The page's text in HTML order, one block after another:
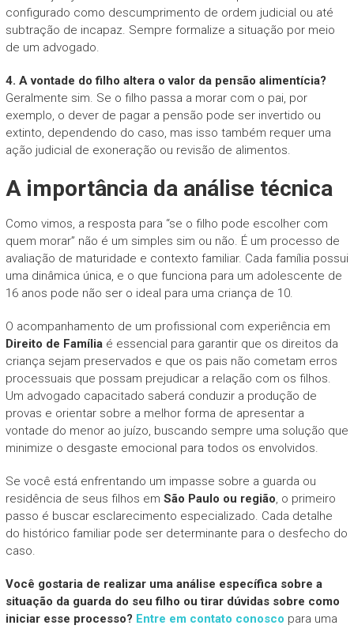
configurado como descumprimento de ordem judicial ou até
subtração de incapaz. Sempre formalize a situação por meio
de um advogado.
4. A vontade do filho altera o valor da pensão alimentícia?
Geralmente sim. Se o filho passa a morar com o pai, por
exemplo, o dever de pagar a pensão pode ser invertido ou
extinto, dependendo do caso, mas isso também requer uma
ação judicial de exoneração ou revisão de alimentos.
A importância da análise técnica
Como vimos, a resposta para “se o filho pode escolher com
quem morar” não é um simples sim ou não. É um processo de
avaliação de maturidade e contexto familiar. Cada família possui
uma dinâmica única, e o que funciona para um adolescente de
16 anos pode não ser o ideal para uma criança de 10.
O acompanhamento de um profissional com experiência em
Direito de Famíliaé essencial para garantir que os direitos da
criança sejam preservados e que os pais não cometam erros
processuais que possam prejudicar a relação com os filhos.
Um advogado capacitado saberá conduzir a produção de
provas e orientar sobre a melhor forma de apresentar a
vontade do menor ao juízo, buscando sempre uma solução que
minimize o desgaste emocional para todos os envolvidos.
Se você está enfrentando um impasse sobre a guarda ou
residência de seus filhos em São Paulo ou região, o primeiro
passo é buscar esclarecimento especializado. Cada detalhe
do histórico familiar pode ser determinante para o desfecho do
caso.
Você gostaria de realizar uma análise específica sobre a
situação da guarda do seu filho ou tirar dúvidas sobre como
iniciar esse processo? Entre em contato conosco para uma